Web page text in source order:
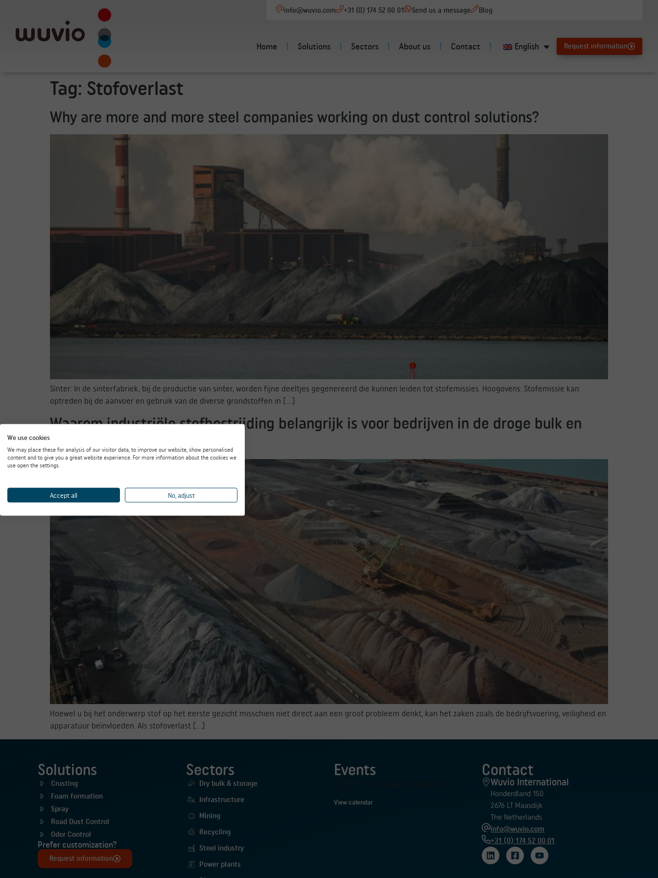
info@wuvio.com +31 (0) 174 52 00 01 Send us a message Blog
Home Solutions Sectors About us Contact English Request information
Tag: Stofoverlast
Why are more and more steel companies working on dust control solutions?
Sinter: In de sinterfabriek, bij de productie van sinter, worden fijne deeltjes gegenereerd die kunnen leiden tot stofemissies. Hoogovens: Stofemissie kan
optreden bij de aanvoer en gebruik van de diverse grondstoffen in […]
Waarom industriële stofbestrijding belangrijk is voor bedrijven in de droge bulk en
Hoewel u bij het onderwerp stof op het eerste gezicht misschien niet direct aan een groot probleem denkt, kan het zaken zoals de bedrijfsvoering, veiligheid en
apparatuur beïnvloeden. Als stofoverlast […]
Solutions
Crusting
Foam formation
Spray
Road Dust Control
Odor Control
Prefer customization?
Request information
Sectors
Dry bulk & storage
Infrastructure
Mining
Recycling
Steel industry
Power plants
Events
View calendar
Contact
Wuvio International
Honderdland 150
2676 LT Maasdijk
The Netherlands
info@wuvio.com
+31 (0) 174 52 00 01
We use cookies
We may place these for analysis of our visitor data, to improve our website, show personalised
content and to give you a great website experience. For more information about the cookies we
use open the settings.
Accept all No, adjust